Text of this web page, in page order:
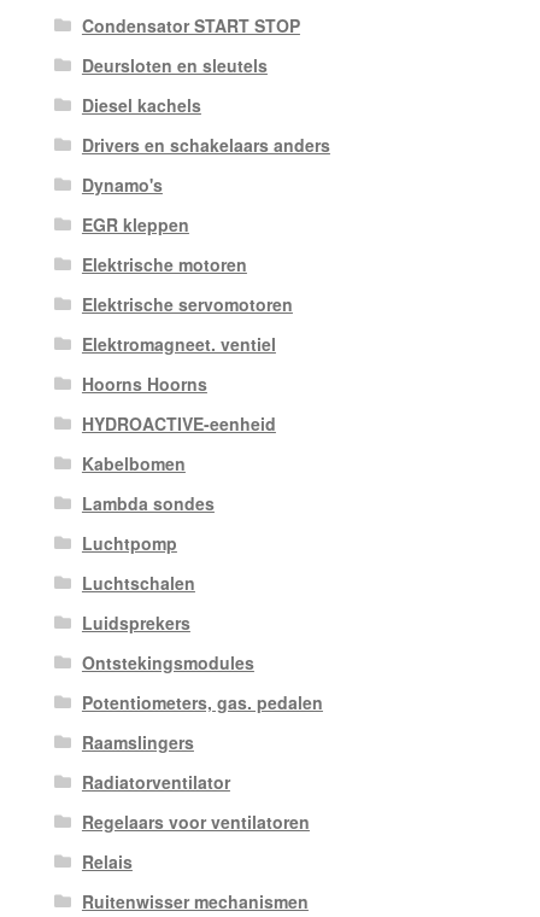
Condensator START STOP
Deursloten en sleutels
Diesel kachels
Drivers en schakelaars anders
Dynamo's
EGR kleppen
Elektrische motoren
Elektrische servomotoren
Elektromagneet. ventiel
Hoorns Hoorns
HYDROACTIVE-eenheid
Kabelbomen
Lambda sondes
Luchtpomp
Luchtschalen
Luidsprekers
Ontstekingsmodules
Potentiometers, gas. pedalen
Raamslingers
Radiatorventilator
Regelaars voor ventilatoren
Relais
Ruitenwisser mechanismen